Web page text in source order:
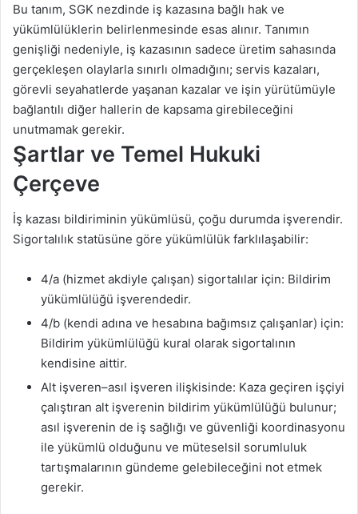
Bu tanım, SGK nezdinde iş kazasına bağlı hak ve
yükümlülüklerin belirlenmesinde esas alınır. Tanımın
genişliği nedeniyle, iş kazasının sadece üretim sahasında
gerçekleşen olaylarla sınırlı olmadığını; servis kazaları,
görevli seyahatlerde yaşanan kazalar ve işin yürütümüyle
bağlantılı diğer hallerin de kapsama girebileceğini
unutmamak gerekir.
Şartlar ve Temel Hukuki
Çerçeve
İş kazası bildiriminin yükümlüsü, çoğu durumda işverendir.
Sigortalılık statüsüne göre yükümlülük farklılaşabilir:
4/a (hizmet akdiyle çalışan) sigortalılar için: Bildirim
yükümlülüğü işverendedir.
4/b (kendi adına ve hesabına bağımsız çalışanlar) için:
Bildirim yükümlülüğü kural olarak sigortalının
kendisine aittir.
Alt işveren–asıl işveren ilişkisinde: Kaza geçiren işçiyi
çalıştıran alt işverenin bildirim yükümlülüğü bulunur;
asıl işverenin de iş sağlığı ve güvenliği koordinasyonu
ile yükümlü olduğunu ve müteselsil sorumluluk
tartışmalarının gündeme gelebileceğini not etmek
gerekir.